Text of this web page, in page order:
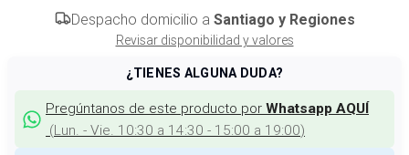
Despacho domicilio a Santiago y Regiones
Revisar disponibilidad y valores
¿TIENES ALGUNA DUDA?
Pregúntanos de este producto por Whatsapp AQUÍ
(Lun. - Vie. 10:30 a 14:30 - 15:00 a 19:00)